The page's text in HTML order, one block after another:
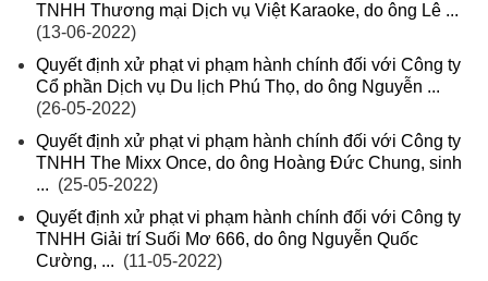
TNHH Thương mại Dịch vụ Việt Karaoke, do ông Lê ...
(13-06-2022)
Quyết định xử phạt vi phạm hành chính đối với Công ty
Cổ phần Dịch vụ Du lịch Phú Thọ, do ông Nguyễn ...
(26-05-2022)
Quyết định xử phạt vi phạm hành chính đối với Công ty
TNHH The Mixx Once, do ông Hoàng Đức Chung, sinh
... (25-05-2022)
Quyết định xử phạt vi phạm hành chính đối với Công ty
TNHH Giải trí Suối Mơ 666, do ông Nguyễn Quốc
Cường, ... (11-05-2022)